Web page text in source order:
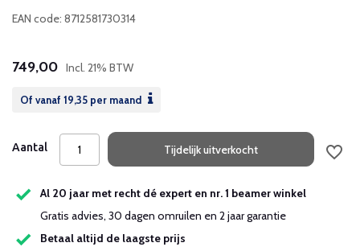
EAN code: 8712581730314
749,00 Incl. 21% BTW
Of vanaf 19,35 per maand
Aantal Tijdelijk uitverkocht
Al 20 jaar met recht dé expert en nr. 1 beamer winkel
Gratis advies, 30 dagen omruilen en 2 jaar garantie
Betaal altijd de laagste prijs